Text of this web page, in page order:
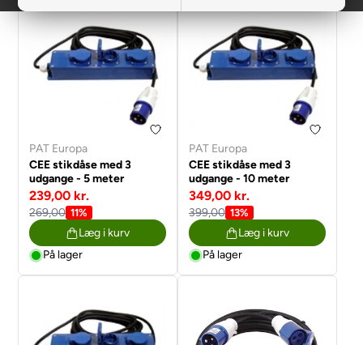
PAT Europa
CEE stikdåse med 3
udgange - 5 meter
239,00 kr.
269,00 11%
Læg i kurv
På lager
PAT Europa
CEE stikdåse med 3
udgange - 10 meter
349,00 kr.
399,00 13%
Læg i kurv
På lager